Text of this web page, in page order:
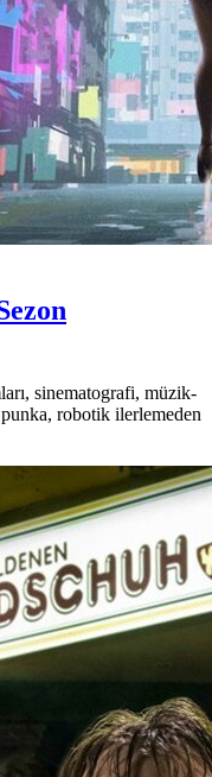
sinematografi, müzik-
robotik ilerlemeden